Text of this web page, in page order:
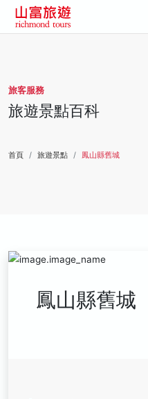
旅客服務
旅遊景點百科
首頁 旅遊景點 鳳山縣舊城
鳳山縣舊城